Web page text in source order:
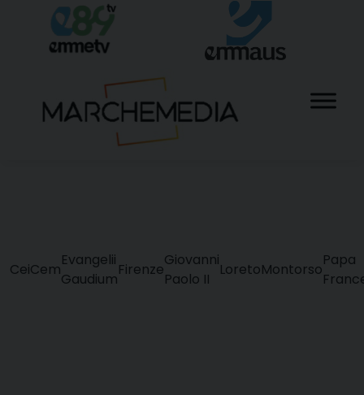
content
CeiCem
Evangelii
Gaudium
Firenze
Giovanni
Paolo II
LoretoMontorso
Papa